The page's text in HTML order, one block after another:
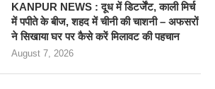
KANPUR NEWS : दूध में डिटर्जेंट, काली मिर्च
में पपीते के बीज, शहद में चीनी की चाशनी – अफसरों
ने सिखाया घर पर कैसे करें मिलावट की पहचान
August 7, 2026